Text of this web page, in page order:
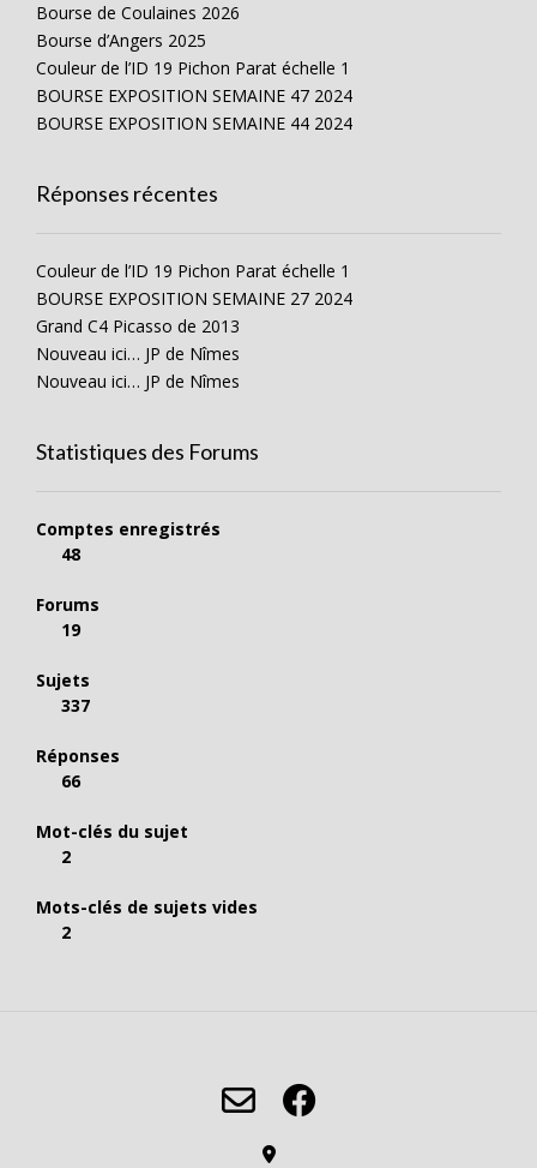
Bourse de Coulaines 2026
Bourse d’Angers 2025
Couleur de l’ID 19 Pichon Parat échelle 1
BOURSE EXPOSITION SEMAINE 47 2024
BOURSE EXPOSITION SEMAINE 44 2024
Réponses récentes
Couleur de l’ID 19 Pichon Parat échelle 1
BOURSE EXPOSITION SEMAINE 27 2024
Grand C4 Picasso de 2013
Nouveau ici… JP de Nîmes
Nouveau ici… JP de Nîmes
Statistiques des Forums
Comptes enregistrés
48
Forums
19
Sujets
337
Réponses
66
Mot-clés du sujet
2
Mots-clés de sujets vides
2